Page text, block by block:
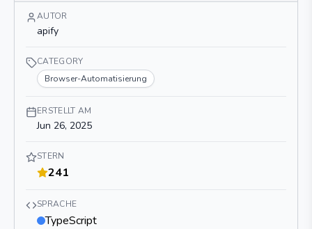
AUTOR
apify
CATEGORY
Browser-Automatisierung
ERSTELLT AM
Jun 26, 2025
STERN
241
SPRACHE
TypeScript